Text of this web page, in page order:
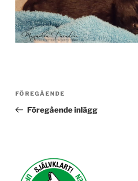
Inläggsnavigering
Föregående
inlägg
FÖREGÅENDE
Föregående inlägg